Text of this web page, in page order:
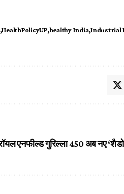
HealthPolicyUP healthy India Industrial
एनफील्ड गुरिल्ला 450 अब नए